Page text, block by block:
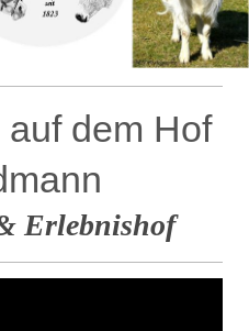
dem Hof
Erlebnishof